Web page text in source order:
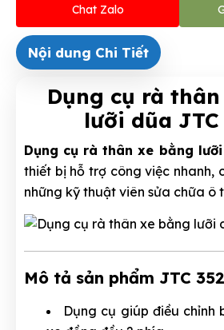
Chat Zalo
Nội dung Chi Tiết
Dụng cụ rà
lưỡi dũa JTC
Dụng cụ rà thân xe bằng lưỡi
thiết bị hỗ trợ công việc nhanh,
những kỹ thuật viên sửa chữa ô
Mô tả sản phẩm JTC
Dụng cụ giúp điều chỉnh